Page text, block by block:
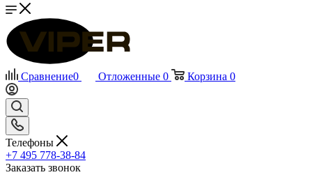
Сравнение0 Отложенные 0 Корзина 0
Телефоны
+7 495 778-38-84
Заказать звонок